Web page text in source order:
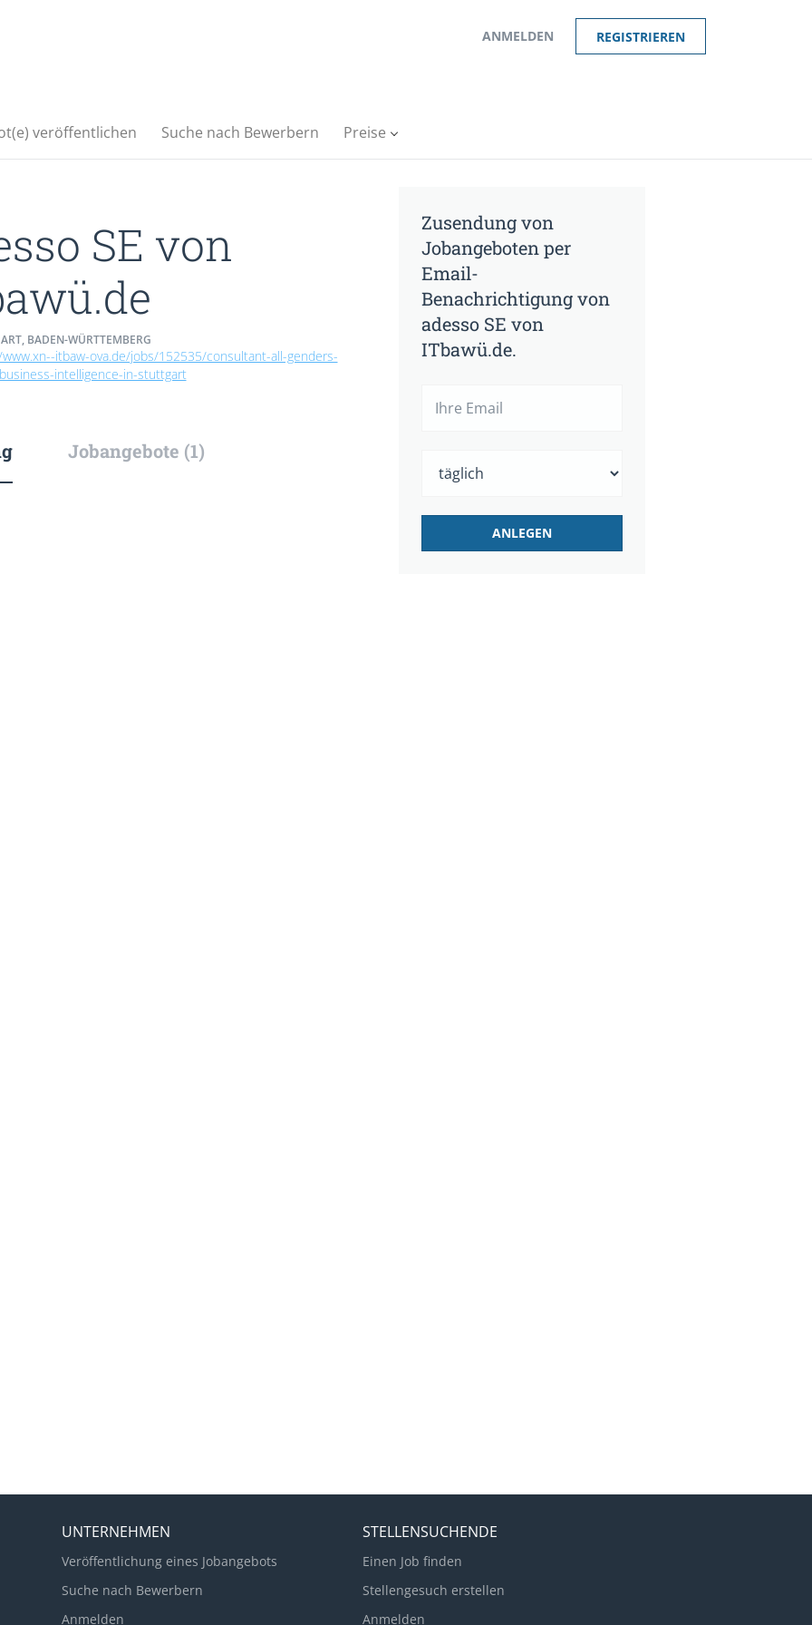
ANMELDEN REGISTRIEREN
veröffentlichen Suche nach Bewerbern Preise
SE von
BADEN-WÜRTTEMBERG
itbaw-ova.de/jobs/152535/consultant-all-genders-
intelligence-in-stuttgart
Jobangebote (1)
Zusendung von
Jobangeboten per
Email-
Benachrichtigung von
adesso SE von
ITbawü.de.
UNTERNEHMEN
Veröffentlichung eines Jobangebots
Suche nach Bewerbern
Anmelden
STELLENSUCHENDE
Einen Job finden
Stellengesuch erstellen
Anmelden